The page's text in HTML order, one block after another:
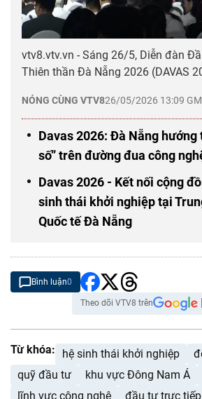
NÓNG CÙNG VTV826/05/2026 13:09
vtv8.vtv.vn - Sáng 26/5, Diễn đàn
Thiên thần Đà Nẵng 2026 (DAVAS
Davas 2026: Đà Nẵng hướng
số” trên đường đua công
Davas 2026 - Kết nối cộng
sinh thái khởi nghiệp tại
Quốc tế Đà Nẵng
Bình luận0
Theo dõi VTV8 trên
Từ khóa: hệ sinh thái khởi nghiệp
quỹ đầu tư
khu vực Đông Nam Á
lĩnh vực công nghệ
đầu tư trực tiếp